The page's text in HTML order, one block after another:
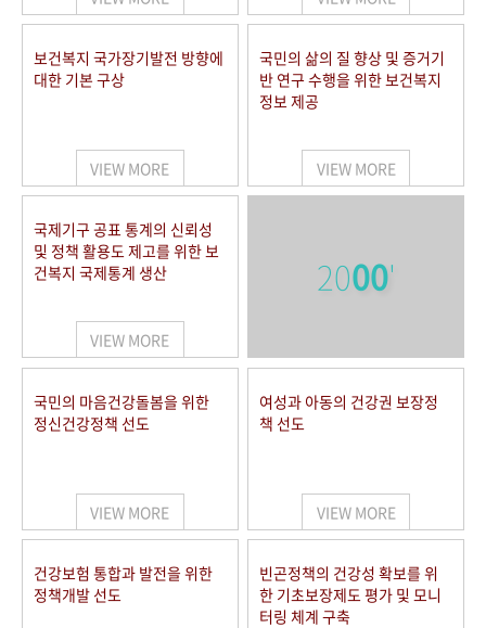
보건복지 국가장기발전 방향에
대한 기본 구상
VIEW MORE
국민의 삶의 질 향상 및 증거기
반 연구 수행을 위한 보건복지
정보 제공
VIEW MORE
국제기구 공표 통계의 신뢰성
및 정책 활용도 제고를 위한 보
건복지 국제통계 생산
VIEW MORE
2000'
국민의 마음건강돌봄을 위한
정신건강정책 선도
VIEW MORE
여성과 아동의 건강권 보장정
책 선도
VIEW MORE
건강보험 통합과 발전을 위한
정책개발 선도
빈곤정책의 건강성 확보를 위
한 기초보장제도 평가 및 모니
터링 체계 구축